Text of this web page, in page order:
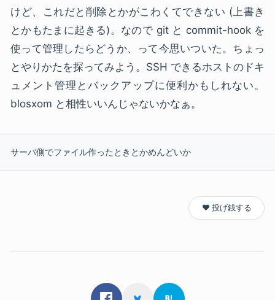
けど、これだと削除とかがこわくてできない (上書き
とかもたまに起きる)。なので git と commit-hook を
使って管理したらどうか、って今思いついた。ちょっ
とやりかたを探ってみよう。SSH できるホストのドキ
ュメント管理とバックアップに便利かもしれない。
blosxom と相性いいんじゃないかなぁ。
サーバ側でファイル作ったときとかめんどいか
❤️ 投げ銭する